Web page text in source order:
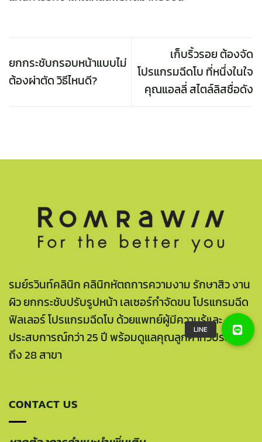
ยกกระชับกรอบหน้าแบบไม่
ต้องผ่าตัด วิธีไหนดี?
เก็บริ้วรอย ต้องจัด
โปรแกรมฉีดโบ ที่หนึ่งในใจ
คุณแอลลี่ สไตล์ลิสชื่อดัง
รมย์รวินท์คลินิก คลินิกหัตถการความงาม รักษาสิว งาน
ผิว ยกกระชับปรับรูปหน้า เลเซอร์กำจัดขน โปรแกรมฉีด
ฟิลเลอร์ โปรแกรมฉีดโบ ด้วยแพทย์ผู้มีความรู้และ
ประสบการณ์กว่า 25 ปี พร้อมดูแลคุณลูกค้าทั่วประเทศ
ถึง 28 สาขา
CONTACT US